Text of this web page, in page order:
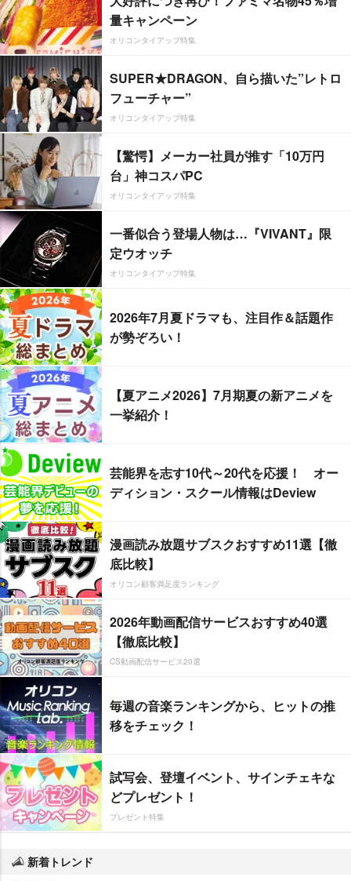
量キャンペーン
オリコンタイアップ特集
SUPER★DRAGON、自ら描いた”レトロ
フューチャー”
オリコンタイアップ特集
【驚愕】メーカー社員が推す「10万円
台」神コスパPC
オリコンタイアップ特集
一番似合う登場人物は…『VIVANT』限
定ウオッチ
オリコンタイアップ特集
2026年7月夏ドラマも、注目作＆話題作
が勢ぞろい！
【夏アニメ2026】7月期夏の新アニメを
一挙紹介！
芸能界を志す10代～20代を応援！ オー
ディション・スクール情報はDeview
漫画読み放題サブスクおすすめ11選【徹
底比較】
オリコン顧客満足度ランキング
2026年動画配信サービスおすすめ40選
【徹底比較】
CS動画配信サービス20選
毎週の音楽ランキングから、ヒットの推
移をチェック！
試写会、登壇イベント、サインチェキな
どプレゼント！
プレゼント特集
新着トレンド